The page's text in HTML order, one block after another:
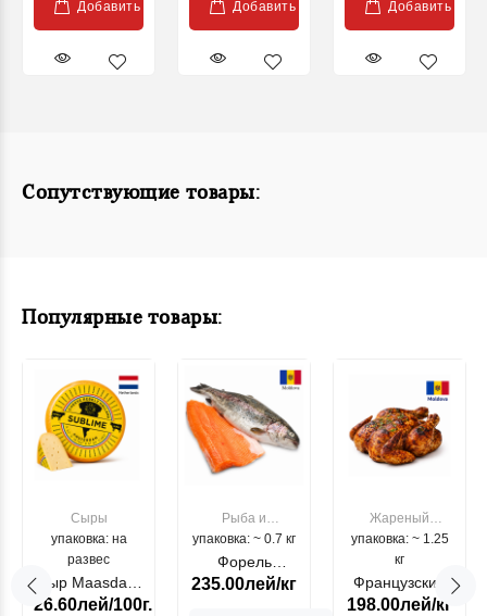
Добавить Добавить Добавить
Сопутствующие товары:
Популярные товары:
Сыры
упаковка: на
развес
Сыр Maasdam
Sublime Cow
26.60лей/100г.
Рыба и
морепродукты
упаковка: ~ 0.7 кг
Форель
лососевая
235.00лей/кг
Жареный
цыпленок
упаковка: ~ 1.25
кг
Французский
гриль, кг
198.00лей/кг